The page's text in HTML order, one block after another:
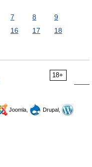
7 8
9
16 17
18
18+
Joomla,
Drupal,